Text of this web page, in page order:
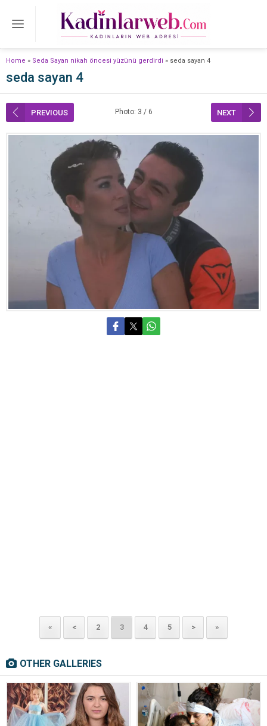
Home » Seda Sayan nikah öncesi yüzünü gerdirdi » seda sayan 4
seda sayan 4
PREVIOUS Photo: 3 / 6 NEXT
« < 2 3 4 5 > »
OTHER GALLERIES